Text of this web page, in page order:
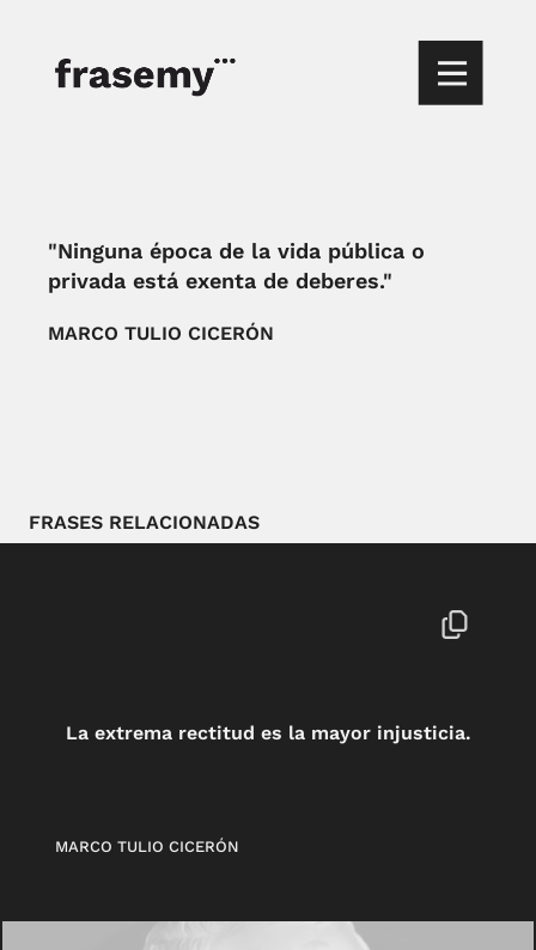
"Ninguna época de la vida pública o
privada está exenta de deberes."
MARCO TULIO CICERÓN
FRASES RELACIONADAS
La extrema rectitud es la mayor injusticia.
MARCO TULIO CICERÓN